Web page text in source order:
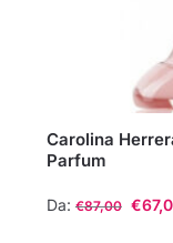
Carolina
Parfum
Da: €87,00 €